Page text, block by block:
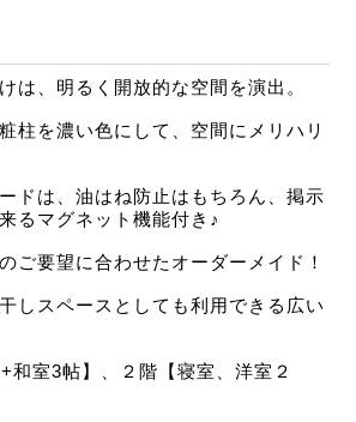
は、明るく開放的な空間を演出。
柱を濃い色にして、空間にメリハリ
ドは、油はね防止はもちろん、掲示
るマグネット機能付き♪
ご要望に合わせたオーダーメイド！
しスペースとしても利用できる広い
和室3帖】、２階【寝室、洋室２